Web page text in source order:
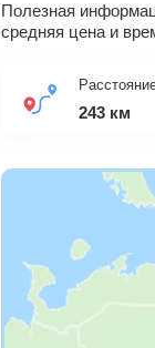
Полезная
средняя цена и
243 км